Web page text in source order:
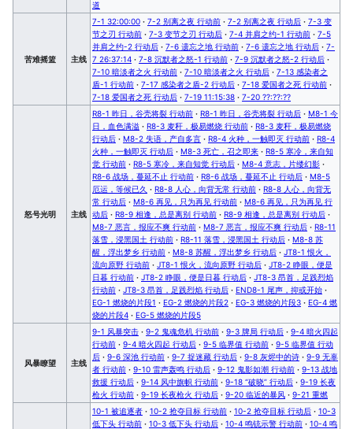
道
苦难摇篮 主线
7-1 32:00:00 · 7-2 别离之夜 行动前 · 7-2 别离之夜 行动后 · 7-3 变
节之刃 行动前 · 7-3 变节之刃 行动后 · 7-4 并肩之约-1 行动前 · 7-5
并肩之约-2 行动后 · 7-6 遗忘之地 行动前 · 7-6 遗忘之地 行动后 · 7-
7 26:37:14 · 7-8 沉默者之怒-1 行动前 · 7-9 沉默者之怒-2 行动后 ·
7-10 暗淡者之火 行动前 · 7-10 暗淡者之火 行动后 · 7-13 感染者之
盾-1 行动前 · 7-17 感染者之盾-2 行动后 · 7-18 爱国者之死 行动前 ·
7-18 爱国者之死 行动后 · 7-19 11:15:38 · 7-20 ??:??:??
怒号光明 主线
R8-1 昨日，谷壳将裂 行动前 · R8-1 昨日，谷壳将裂 行动后 · M8-1 今
日，血色满溢 · R8-3 麦秆，极易燃烧 行动前 · R8-3 麦秆，极易燃烧
行动后 · M8-2 失语，产自多言 · R8-4 火种，一触即灭 行动前 · R8-4
火种，一触即灭 行动后 · M8-3 死亡，召之即来 · R8-5 寒冷，来自知
觉 行动前 · R8-5 寒冷，来自知觉 行动后 · M8-4 意志，片缕幻影 ·
R8-6 战场，蔓延不止 行动前 · R8-6 战场，蔓延不止 行动后 · M8-5
厄运，等候已久 · R8-8 人心，向背无常 行动前 · R8-8 人心，向背无
常 行动后 · M8-6 再见，只为再见 行动前 · M8-6 再见，只为再见 行
动后 · R8-9 相逢，总是离别 行动前 · R8-9 相逢，总是离别 行动后 ·
M8-7 恶言，报应不爽 行动前 · M8-7 恶言，报应不爽 行动后 · R8-11
落雪，浸黑国土 行动前 · R8-11 落雪，浸黑国土 行动后 · M8-8 苏
醒，浮出梦乡 行动前 · M8-8 苏醒，浮出梦乡 行动后 · JT8-1 恨火，
流向原野 行动前 · JT8-1 恨火，流向原野 行动后 · JT8-2 睁眼，便是
日暮 行动前 · JT8-2 睁眼，便是日暮 行动后 · JT8-3 昂首，足践烈焰
行动前 · JT8-3 昂首，足践烈焰 行动后 · END8-1 尾声，抑或开始 ·
EG-1 燃烧的片段1 · EG-2 燃烧的片段2 · EG-3 燃烧的片段3 · EG-4 燃
烧的片段4 · EG-5 燃烧的片段5
风暴瞭望 主线
9-1 风暴突击 · 9-2 鬼魂危机 行动前 · 9-3 牌局 行动后 · 9-4 暗火四起
行动前 · 9-4 暗火四起 行动后 · 9-5 临界值 行动前 · 9-5 临界值 行动
后 · 9-6 深池 行动前 · 9-7 捉迷藏 行动后 · 9-8 灰烬中的诗 · 9-9 无辜
者 行动前 · 9-10 雷声轰鸣 行动后 · 9-12 鬼影如潮 行动前 · 9-13 战地
救援 行动后 · 9-14 风中旗帜 行动前 · 9-18 “破晓” 行动后 · 9-19 长夜
枪火 行动前 · 9-19 长夜枪火 行动后 · 9-20 临近的暴风 · 9-21 重燃
10-1 被追逐者 · 10-2 抢夺目标 行动前 · 10-2 抢夺目标 行动后 · 10-3
低下头 行动前 · 10-3 低下头 行动后 · 10-4 鸣铳示警 行动前 · 10-4 鸣